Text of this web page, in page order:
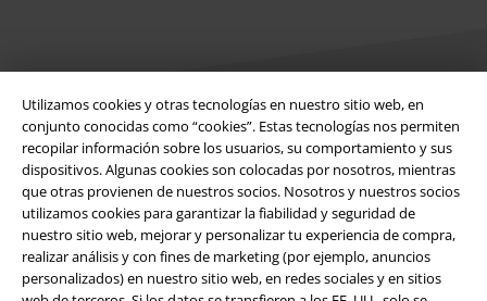
Utilizamos cookies y otras tecnologías en nuestro sitio web, en
conjunto conocidas como “cookies”. Estas tecnologías nos permiten
recopilar información sobre los usuarios, su comportamiento y sus
dispositivos. Algunas cookies son colocadas por nosotros, mientras
que otras provienen de nuestros socios. Nosotros y nuestros socios
utilizamos cookies para garantizar la fiabilidad y seguridad de
nuestro sitio web, mejorar y personalizar tu experiencia de compra,
realizar análisis y con fines de marketing (por ejemplo, anuncios
personalizados) en nuestro sitio web, en redes sociales y en sitios
Legal
Términos y Condiciones
Aviso Legal
Ley protección de datos